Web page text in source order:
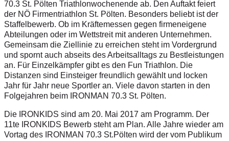
70.3 St. Pölten Triathlonwochenende ab. Den Auftakt feiert
der NÖ Firmentriathlon St. Pölten. Besonders beliebt ist der
Staffelbewerb. Ob im Kräftemessen gegen firmeneigene
Abteilungen oder im Wettstreit mit anderen Unternehmen.
Gemeinsam die Ziellinie zu erreichen steht im Vordergrund
und spornt auch abseits des Arbeitsalltags zu Bestleistungen
an. Für Einzelkämpfer gibt es den Fun Triathlon. Die
Distanzen sind Einsteiger freundlich gewählt und locken
Jahr für Jahr neue Sportler an. Viele davon starten in den
Folgejahren beim IRONMAN 70.3 St. Pölten.
Die IRONKIDS sind am 20. Mai 2017 am Programm. Der
11te IRONKIDS Bewerb steht am Plan. Alle Jahre wieder am
Vortag des IRONMAN 70.3 St.Pölten wird der vom Publikum